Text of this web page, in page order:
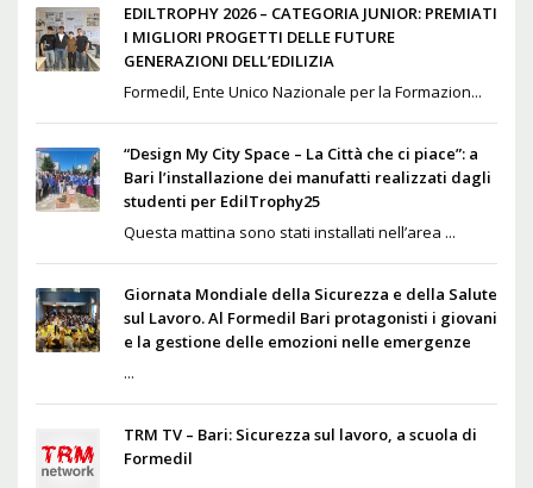
EDILTROPHY 2026 – CATEGORIA JUNIOR: PREMIATI
I MIGLIORI PROGETTI DELLE FUTURE
GENERAZIONI DELL’EDILIZIA
Formedil, Ente Unico Nazionale per la Formazion...
“Design My City Space – La Città che ci piace”: a
Bari l’installazione dei manufatti realizzati dagli
studenti per EdilTrophy25
Questa mattina sono stati installati nell’area ...
Giornata Mondiale della Sicurezza e della Salute
sul Lavoro. Al Formedil Bari protagonisti i giovani
e la gestione delle emozioni nelle emergenze
...
TRM TV – Bari: Sicurezza sul lavoro, a scuola di
Formedil